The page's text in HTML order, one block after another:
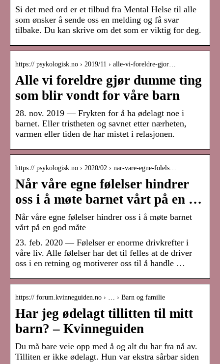
Si det med ord er et tilbud fra Mental Helse til alle
som ønsker å sende oss en melding og få svar
tilbake. Du kan skrive om det som er viktig for deg.
https:// psykologisk.no › 2019/11 › alle-vi-foreldre-gjor…
Alle vi foreldre gjør dumme ting
som blir vondt for våre barn
28. nov. 2019 — Frykten for å ha ødelagt noe i
barnet. Eller tristheten og savnet etter nærheten,
varmen eller tiden de har mistet i relasjonen.
https:// psykologisk.no › 2020/02 › nar-vare-egne-folels…
Når våre egne følelser hindrer
oss i å møte barnet vårt på en …
Når våre egne følelser hindrer oss i å møte barnet
vårt på en god måte
23. feb. 2020 — Følelser er enorme drivkrefter i
våre liv. Alle følelser har det til felles at de driver
oss i en retning og motiverer oss til å handle …
https:// forum.kvinneguiden.no › … › Barn og familie
Har jeg ødelagt tillitten til mitt
barn? – Kvinneguiden
Du må bare veie opp med å og alt du har fra nå av.
Tilliten er ikke ødelagt. Hun var ekstra sårbar siden